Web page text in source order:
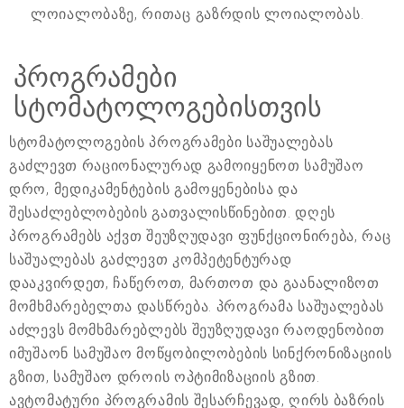
ლოიალობაზე, რითაც გაზრდის ლოიალობას.
პროგრამები
სტომატოლოგებისთვის
სტომატოლოგების პროგრამები საშუალებას
გაძლევთ რაციონალურად გამოიყენოთ სამუშაო
დრო, მედიკამენტების გამოყენებისა და
შესაძლებლობების გათვალისწინებით. დღეს
პროგრამებს აქვთ შეუზღუდავი ფუნქციონირება, რაც
საშუალებას გაძლევთ კომპეტენტურად
დააკვირდეთ, ჩაწეროთ, მართოთ და გაანალიზოთ
მომხმარებელთა დასწრება. პროგრამა საშუალებას
აძლევს მომხმარებლებს შეუზღუდავი რაოდენობით
იმუშაონ სამუშაო მოწყობილობების სინქრონიზაციის
გზით, სამუშაო დროის ოპტიმიზაციის გზით.
ავტომატური პროგრამის შესარჩევად, ღირს ბაზრის